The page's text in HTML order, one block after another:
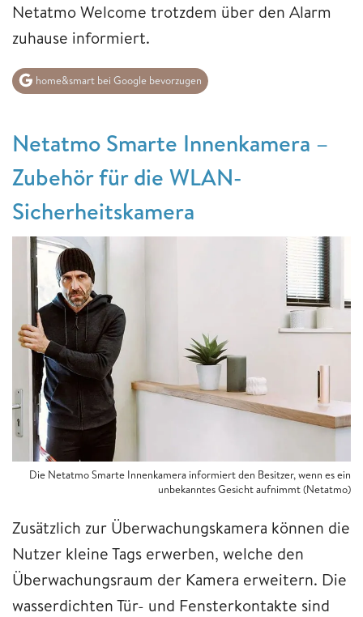
Netatmo Welcome trotzdem über den Alarm
zuhause informiert.
home&smart bei Google bevorzugen
Netatmo Smarte Innenkamera –
Zubehör für die WLAN-
Sicherheitskamera
Die Netatmo Smarte Innenkamera informiert den Besitzer, wenn es ein
unbekanntes Gesicht aufnimmt (Netatmo)
Zusätzlich zur Überwachungskamera können die
Nutzer kleine Tags erwerben, welche den
Überwachungsraum der Kamera erweitern. Die
wasserdichten Tür- und Fensterkontakte sind